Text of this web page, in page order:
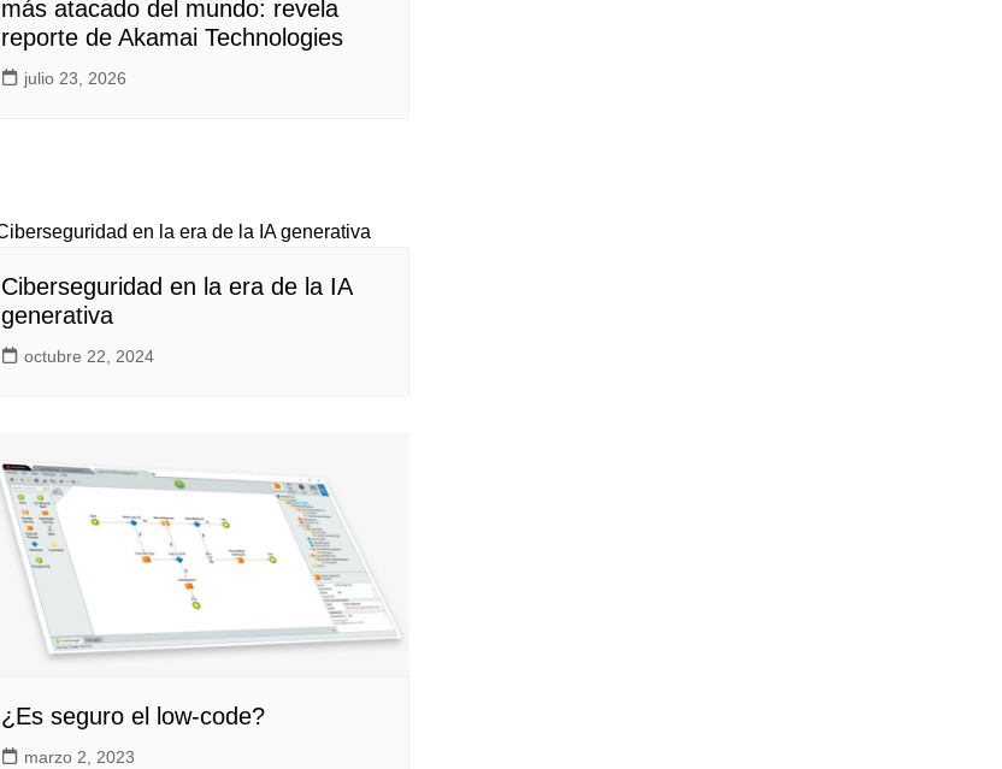
más atacado del mundo: revela
reporte de Akamai Technologies
julio 23, 2026
Ciberseguridad en la era de la IA
generativa
octubre 22, 2024
¿Es seguro el low-code?
marzo 2, 2023